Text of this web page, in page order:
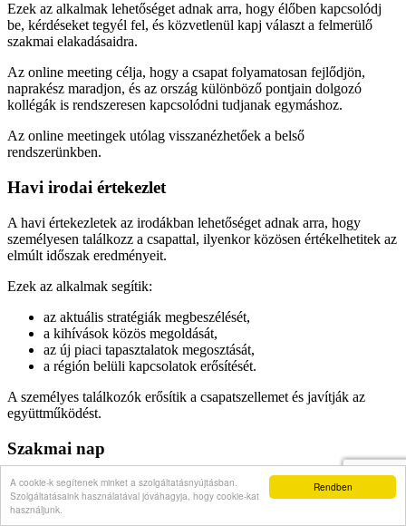
Rendben
A cookie-k segítenek minket a szolgáltatásnyújtásban.
Szolgáltatásaink használatával jóváhagyja, hogy cookie-kat
használjunk.
Ezek az alkalmak lehetőséget adnak arra, hogy élőben kapcsolódj
be, kérdéseket tegyél fel, és közvetlenül kapj választ a felmerülő
szakmai elakadásaidra.
Az online meeting célja, hogy a csapat folyamatosan fejlődjön,
naprakész maradjon, és az ország különböző pontjain dolgozó
kollégák is rendszeresen kapcsolódni tudjanak egymáshoz.
Az online meetingek utólag visszanézhetőek a belső
rendszerünkben.
Havi irodai értekezlet
A havi értekezletek az irodákban lehetőséget adnak arra, hogy
személyesen találkozz a csapattal, ilyenkor közösen értékelhetitek az
elmúlt időszak eredményeit.
Ezek az alkalmak segítik:
az aktuális stratégiák megbeszélését,
a kihívások közös megoldását,
az új piaci tapasztalatok megosztását,
a régión belüli kapcsolatok erősítését.
A személyes találkozók erősítik a csapatszellemet és javítják az
együttműködést.
Szakmai nap
Az évente egyszer megrendezett szakmai napunk kiemelt esemény a
Városi Ingatlaniroda életében.